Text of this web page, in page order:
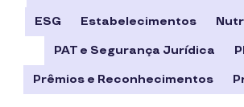
ESG Estabelecimentos
PAT e Segurança Jurídica
Prêmios e Reconhecimentos